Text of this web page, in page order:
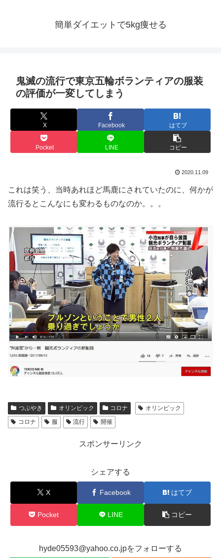
簡単ダイエットで5kg痩せる
鬼滅の流行で東京五輪ボランティアの服装
の評価が一変してしまう
X Facebook はてブ
Pocket LINE コピー
2020.11.09
これは笑う、当時あれほど馬鹿にされていたのに、何かが
流行るとこんなにも変わるものなのか。。。
つぶやき オリンピック コロナ
オリンピック
コロナ
服 流行 開催
スポンサーリンク
シェアする
X Facebook はてブ
Pocket LINE コピー
hyde05593@yahoo.co.jpをフォローする